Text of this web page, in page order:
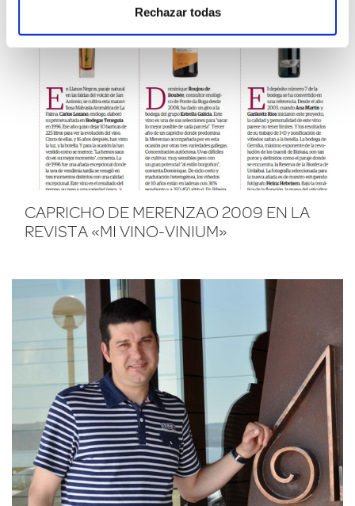
Rechazar todas
CAPRICHO DE MERENZAO 2009 EN LA
REVISTA «MI VINO-VINIUM»